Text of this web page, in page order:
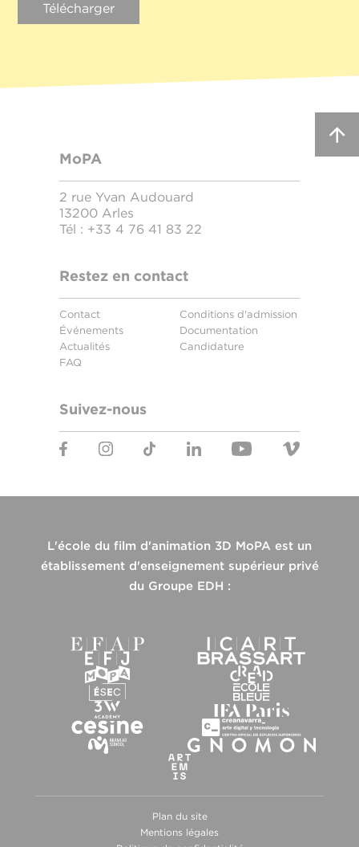
Télécharger
MoPA
2 rue Yvan Audouard
13200 Arles
Tél : +33 4 76 41 83 22
Restez en contact
Contact
Événements
Actualités
FAQ
Conditions d'admission
Documentation
Candidature
Suivez-nous
L'école du film d'animation 3D MoPA est un
établissement d'enseignement supérieur privé
du Groupe EDH :
Plan du site
Mentions légales